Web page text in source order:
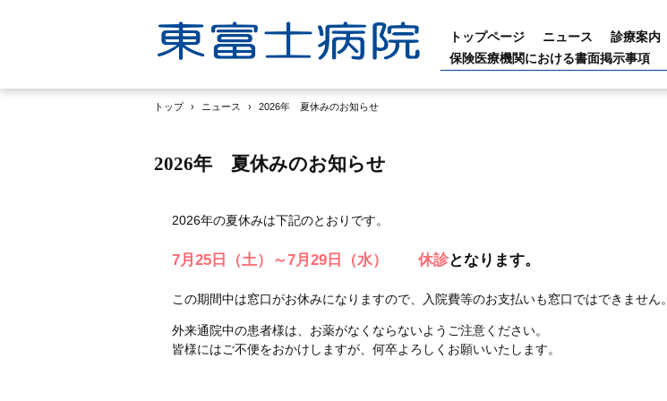
トップページ ニュース 診療案内
保険医療機関における書面掲示事項
トップ › ニュース › 2026年 夏休みのお知らせ
2026年 夏休みのお知らせ
2026年の夏休みは下記のとおりです。
7月25日（土）～7月29日（水） 休診となります。
この期間中は窓口がお休みになりますので、入院費等のお支払いも窓口ではできません。
外来通院中の患者様は、お薬がなくならないようご注意ください。
皆様にはご不便をおかけしますが、何卒よろしくお願いいたします。